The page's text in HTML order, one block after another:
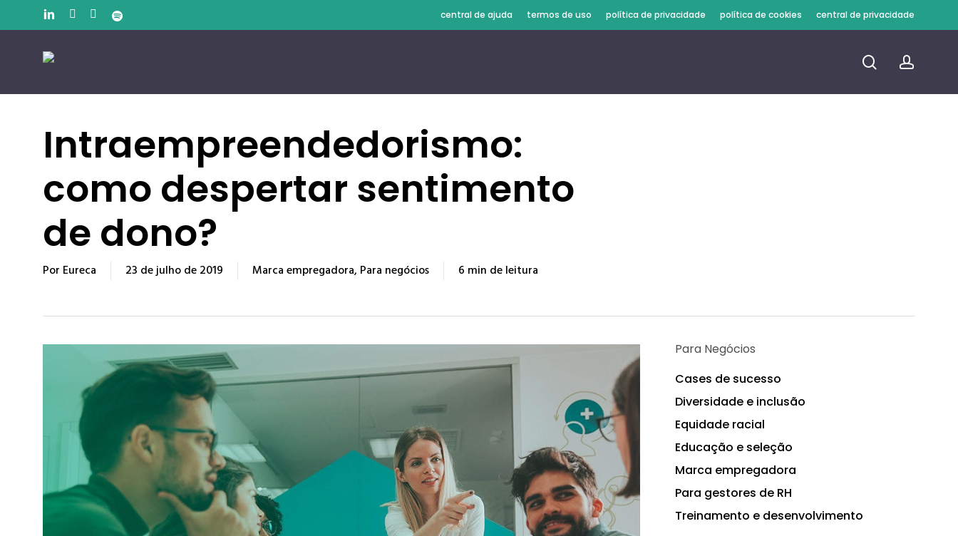
para
conteúdo
principal
linkedinyoutubeinstagram
spotify central de ajuda termos de uso política de privacidade política de cookies central de privacidade
procuraconta
Intraempreendedorismo:
como despertar sentimento
de dono?
Por Eureca 23 de julho de 2019 Marca empregadora,Para negócios 6 min de leitura
Para Negócios
Cases de sucesso
Diversidade e inclusão
Equidade racial
Educação e seleção
Marca empregadora
Para gestores de RH
Treinamento e desenvolvimento